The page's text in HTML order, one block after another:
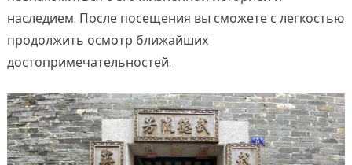
наследием. После посещения вы сможете с легкостью
продолжить осмотр ближайших
достопримечательностей.